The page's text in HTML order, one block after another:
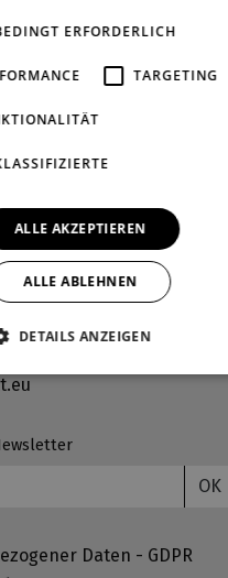
30
OK
Daten - GDPR
ERFORDERLICH
TARGETING
ALLE AKZEPTIEREN
ALLE ABLEHNEN
DETAILS ANZEIGEN